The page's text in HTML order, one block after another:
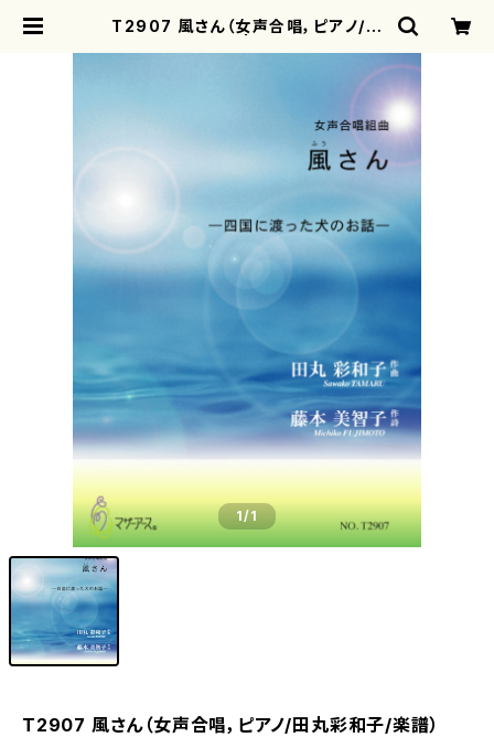
T2907 風さん（女声合唱，ピアノ/田
1/1
T2907 風さん（女声合唱，ピアノ/田丸彩和子/楽譜）